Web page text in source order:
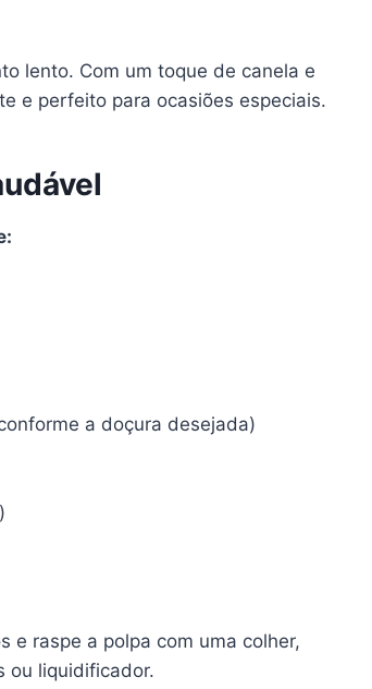
lento. Com um toque de canela e
e perfeito para ocasiões especiais.
a doçura desejada)
e raspe a polpa com uma colher,
ou liquidificador.